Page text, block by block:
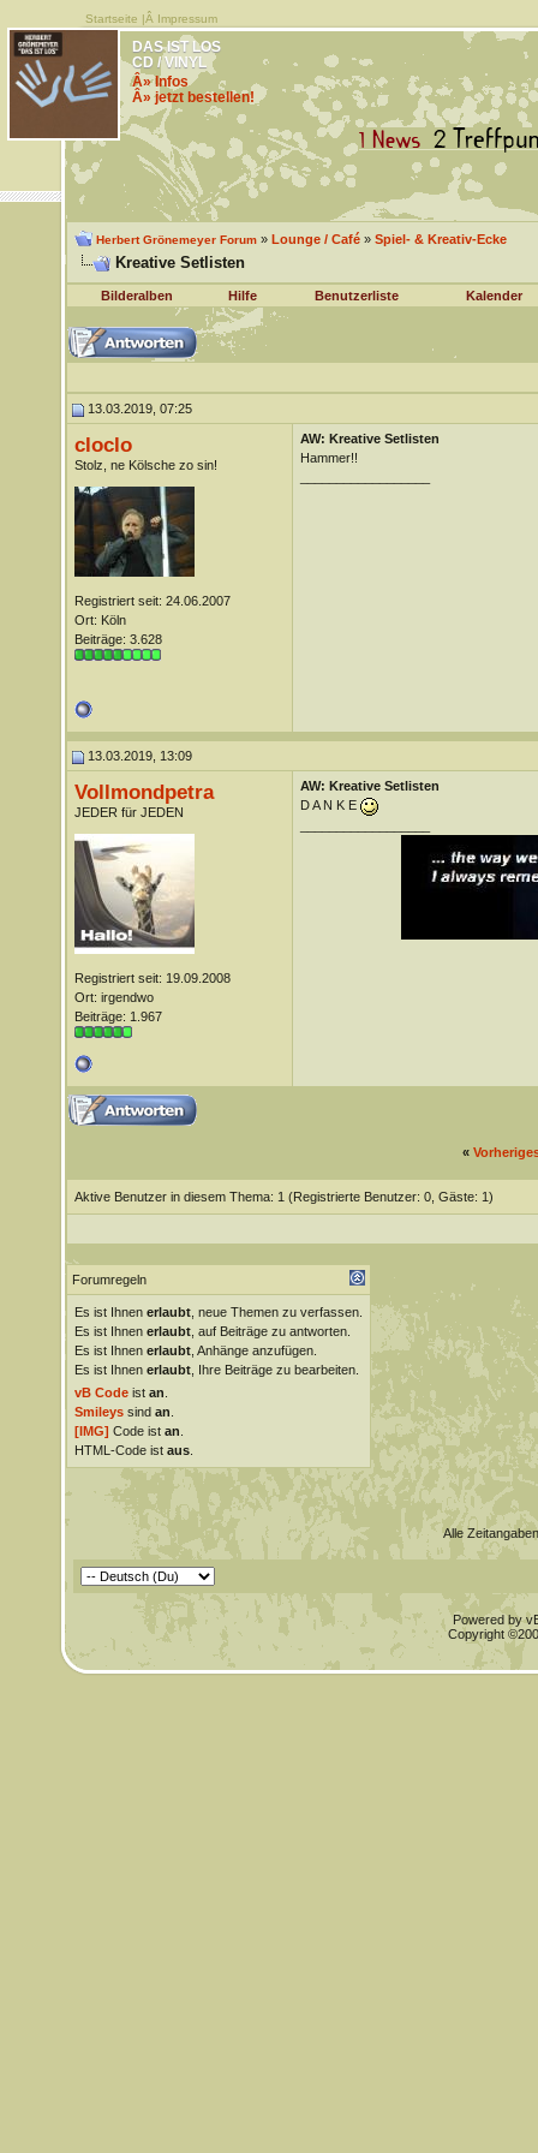
Startseite |Â Impressum
DAS IST LOS
CD / VINYL
Â» Infos
Â» jetzt bestellen!
Herbert Grönemeyer Forum» Lounge / Café» Spiel- & Kreativ-Ecke
Kreative Setlisten
Bilderalben Hilfe Benutzerliste Kalender
13.03.2019, 07:25
cloclo
Stolz, ne Kölsche zo sin!
Registriert seit: 24.06.2007
Ort: Köln
Beiträge: 3.628
AW: Kreative Setlisten
Hammer!!
13.03.2019, 13:09
Vollmondpetra
JEDER für JEDEN
Registriert seit: 19.09.2008
Ort: irgendwo
Beiträge: 1.967
AW: Kreative Setlisten
D A N K E
«
Aktive Benutzer in diesem Thema: 1 (Registrierte Benutzer: 0, Gäste: 1)
Forumregeln
Es ist Ihnen erlaubt, neue Themen zu verfassen.
Es ist Ihnen erlaubt, auf Beiträge zu antworten.
Es ist Ihnen erlaubt, Anhänge anzufügen.
Es ist Ihnen erlaubt, Ihre Beiträge zu bearbeiten.
vB Codeist an
Smileyssind an
[IMG] Code ist an
HTML-Code ist aus.
Alle
Powered by
Copyright